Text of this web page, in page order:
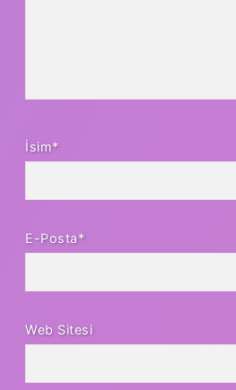
İsim*
E-Posta*
Web Sitesi